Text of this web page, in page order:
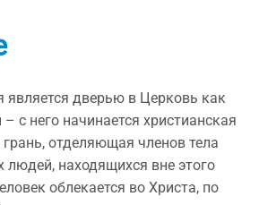
является дверью в Церковь как
с него начинается христианская
отделяющая членов тела
людей, находящихся вне этого
облекается во Христа, по